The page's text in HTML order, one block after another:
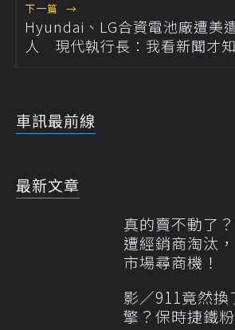
下一篇 →
Hyundai、LG合資電池廠遭美
人 現代執行長：我看新聞才
車訊最前線
最新文章
真的賣不動了
遭經銷商淘汰
市場尋商機！
影／911竟然
擎？保時捷鐵